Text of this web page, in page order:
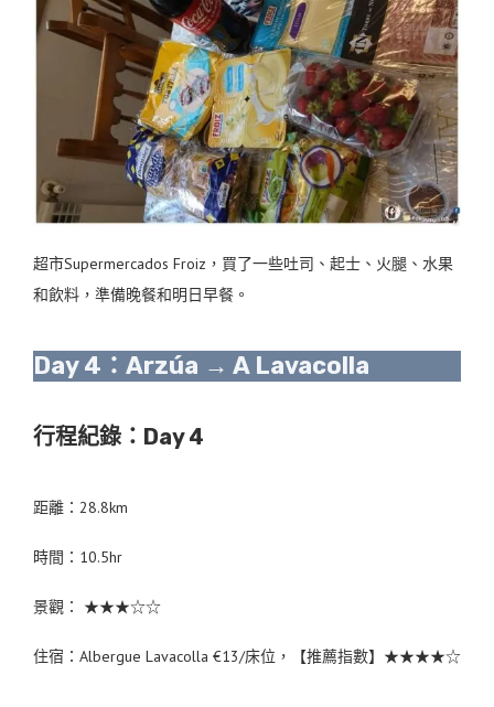
超市Supermercados Froiz，買了一些吐司、起士、火腿、水果
和飲料，準備晚餐和明日早餐。
Day 4：Arzúa → A Lavacolla
行程紀錄：Day 4
距離：28.8km
時間：10.5hr
景觀： ★★★☆☆
住宿：Albergue Lavacolla €13/床位，【推薦指數】★★★★☆